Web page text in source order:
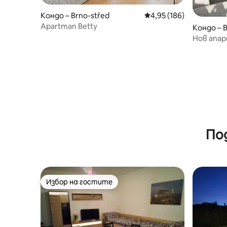
Кондо – Brno-střed Средна оценка: 4,95
4,95 (186)
Apartman Betty
Кондо –
Нов
Избор на гостите
Избор на гостите